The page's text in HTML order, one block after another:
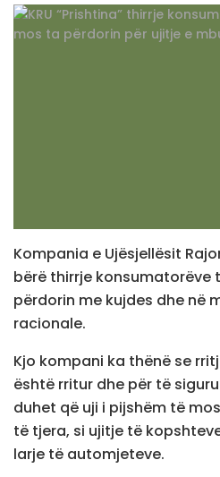
Kompania e Ujësjellësit
bërë thirrje konsumatorëve
përdorin me kujdes dhe në
racionale.
Kjo kompani ka thënë se
është rritur dhe për të
duhet që uji i pijshëm të
të tjera, si ujitje të
larje të automjeteve.